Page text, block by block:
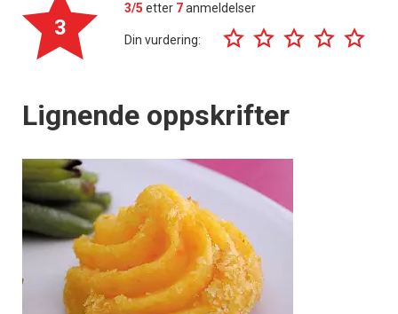
3
3/5 etter 7anmeldelser
Din vurdering:
Lignende oppskrifter